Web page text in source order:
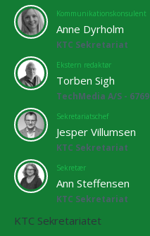
Kommunikationskonsulent
Anne Dyrholm
KTC Sekretariat
Ekstern redaktør
Torben Sigh
TechMedia A/S - 6769
Sekretariatschef
Jesper Villumsen
KTC Sekretariat
Sekretær
Ann Steffensen
KTC Sekretariat
KTC Sekretariatet